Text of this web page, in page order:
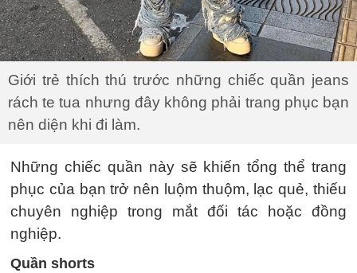
Giới trẻ thích thú trước những chiếc quần jeans
rách te tua nhưng đây không phải trang phục bạn
nên diện khi đi làm.
Những chiếc quần này sẽ khiến tổng thể trang
phục của bạn trở nên luộm thuộm, lạc quẻ, thiếu
chuyên nghiệp trong mắt đối tác hoặc đồng
nghiệp.
Quần shorts